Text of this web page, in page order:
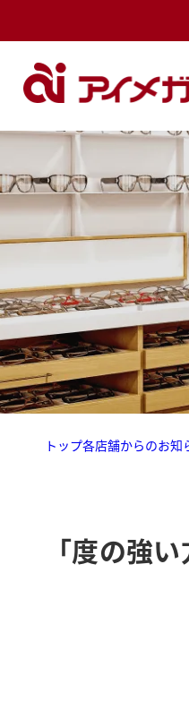
トップ各店舗からのお知
「度の強